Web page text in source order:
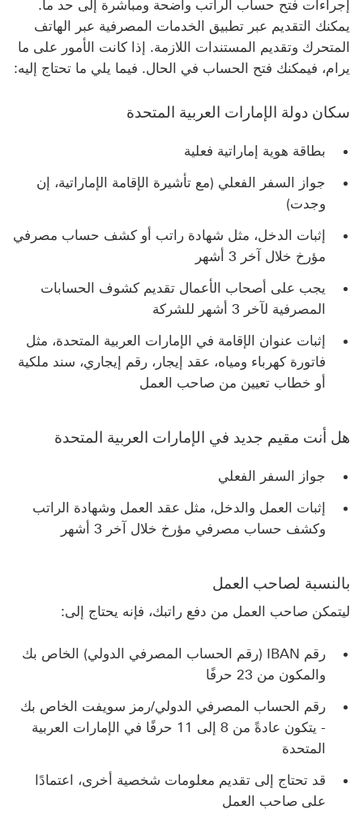
إجراءات فتح حساب الراتب واضحة ومباشرة إلى حد ما.
يمكنك التقديم عبر تطبيق الخدمات المصرفية عبر الهاتف
المتحرك وتقديم المستندات اللازمة. إذا كانت الأمور على ما
يرام، فيمكنك فتح الحساب في الحال. فيما يلي ما تحتاج إليه:
سكان دولة الإمارات العربية المتحدة
بطاقة هوية إماراتية فعلية
جواز السفر الفعلي (مع تأشيرة الإقامة الإماراتية، إن
وجدت)
إثبات الدخل، مثل شهادة راتب أو كشف حساب مصرفي
مؤرخ خلال آخر 3 أشهر
يجب على أصحاب الأعمال تقديم كشوف الحسابات
المصرفية لآخر 3 أشهر للشركة
إثبات عنوان الإقامة في الإمارات العربية المتحدة، مثل
فاتورة كهرباء ومياه، عقد إيجار، رقم إيجاري، سند ملكية
أو خطاب تعيين من صاحب العمل
هل أنت مقيم جديد في الإمارات العربية المتحدة
جواز السفر الفعلي
إثبات العمل والدخل، مثل عقد العمل وشهادة الراتب
وكشف حساب مصرفي مؤرخ خلال آخر 3 أشهر
بالنسبة لصاحب العمل
ليتمكن صاحب العمل من دفع راتبك، فإنه يحتاج إلى:
رقم IBAN (رقم الحساب المصرفي الدولي) الخاص بك
والمكون من 23 حرفًا
رقم الحساب المصرفي الدولي/‏‫‏‫رمز سويفت الخاص بك
- يتكون عادةً من 8 إلى 11 حرفًا في الإمارات العربية
المتحدة
قد تحتاج إلى تقديم معلومات شخصية أخرى، اعتمادًا
على صاحب العمل